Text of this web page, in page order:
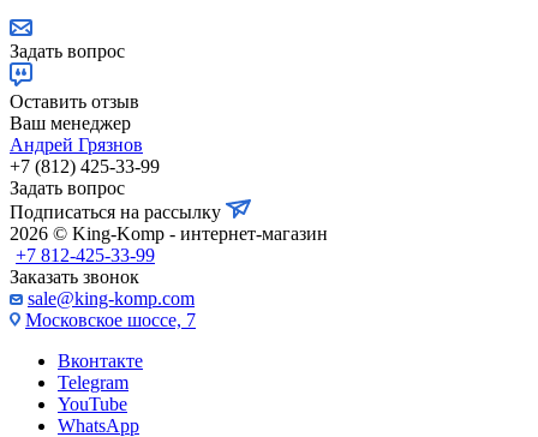
Задать вопрос
Оставить отзыв
Ваш менеджер
Андрей Грязнов
+7 (812) 425-33-99
Задать вопрос
Подписаться на рассылку
2026 © King-Komp - интернет-магазин
+7 812-425-33-99
Заказать звонок
sale@king-komp.com
Московское шоссе, 7
Вконтакте
Telegram
YouTube
WhatsApp